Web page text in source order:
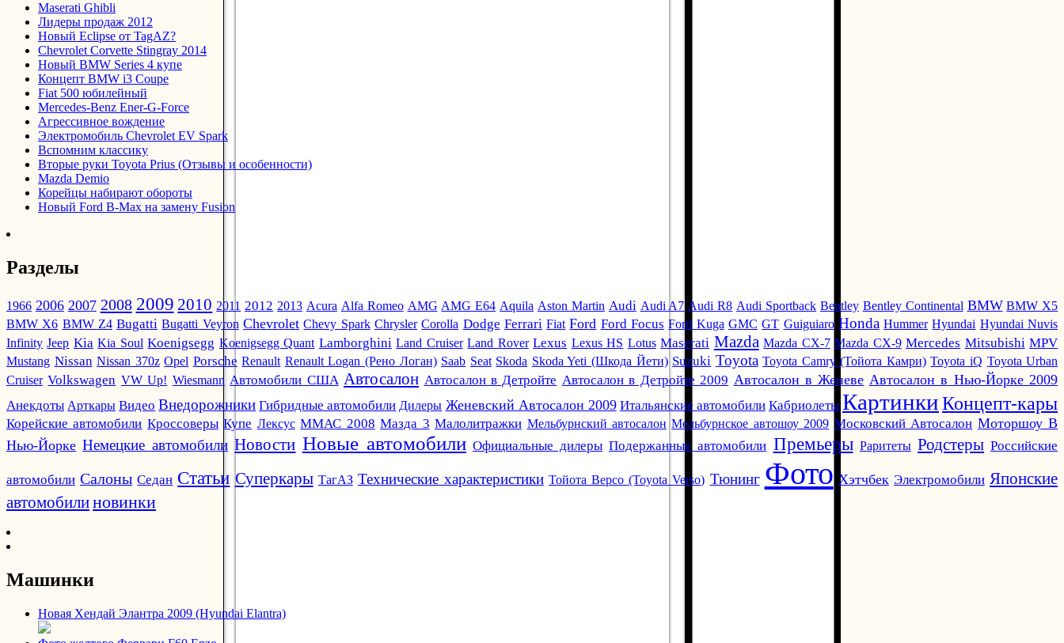
Maserati Ghibli
Лидеры продаж 2012
Новый Eclipse от TagAZ?
Chevrolet Corvette Stingray 2014
Новый BMW Series 4 купе
Концепт BMW i3 Coupe
Fiat 500 юбилейный
Mercedes-Benz Ener-G-Force
Агрессивное вождение
Электромобиль Chevrolet EV Spark
Вспомним классику
Вторые руки Toyota Prius (Отзывы и особенности)
Mazda Demio
Корейцы набирают обороты
Новый Ford B-Max на замену Fusion
Разделы
1966 2006 2007 2008 2009 2010 2011 2012 2013 Acura Alfa Romeo AMG AMG E64 Aquila Aston Martin Audi Audi A7 Audi R8 Audi Sportback Bentley Bentley Continental BMW BMW X5
BMW X6 BMW Z4 Bugatti Bugatti Veyron Chevrolet Chevy Spark Chrysler Corolla Dodge Ferrari Fiat Ford Ford Focus Ford Kuga GMC GT Guiguiaro Honda Hummer Hyundai Hyundai Nuvis
Infinity Jeep Kia Kia Soul Koenigsegg Koenigsegg Quant Lamborghini Land Cruiser Land Rover Lexus Lexus HS Lotus Maserati Mazda Mazda CX-7 Mazda CX-9 Mercedes Mitsubishi MPV
Mustang Nissan Nissan 370z Opel Porsche Renault Renault Logan (Рено Логан) Saab Seat Skoda Skoda Yeti (Шкода Йети) Suzuki Toyota Toyota Camry (Тойота Камри) Toyota iQ Toyota Urban
Cruiser Volkswagen VW Up! Wiesmann Автомобили США Автосалон Автосалон в Детройте Автосалон в Детройте 2009 Автосалон в Женеве Автосалон в Нью-Йорке 2009
Анекдоты Арткары Видео Внедорожники Гибридные автомобили Дилеры Женевский Автосалон 2009 Итальянские автомобили Кабриолеты КартинкиКонцепт-кары
Корейские автомобили Кроссоверы Купе Лексус ММАС 2008 Мазда 3 Малолитражки Мельбурнский автосалон Мельбурнское автошоу 2009 Московский Автосалон Моторшоу В
Нью-Йорке Немецкие автомобили Новости Новые автомобили Официальные дилеры Подержанные автомобили Премьеры Раритеты Родстеры Российские
автомобили Салоны Седан Статьи Суперкары ТагАЗ Технические характеристики Тойота Версо (Toyota Verso) Тюнинг Фото Хэтчбек Электромобили Японские
автомобилиновинки
Машинки
Новая Хендай Элантра 2009 (Hyundai Elantra)